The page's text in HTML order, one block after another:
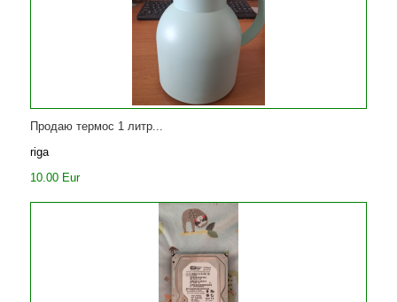
Продаю термос 1 литр...
riga
10.00 Eur